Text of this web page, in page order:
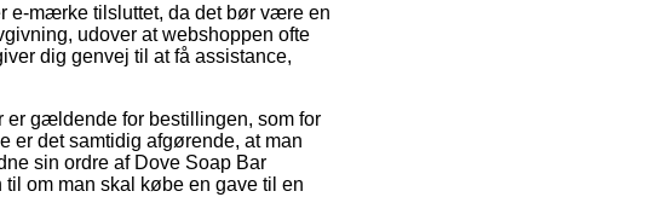
e-mærke tilsluttet, da det bør være en
udover at webshoppen ofte
dig genvej til at få assistance,
er gældende for bestillingen, som for
er det samtidig afgørende, at man
sin ordre af Dove Soap Bar
om man skal købe en gave til en